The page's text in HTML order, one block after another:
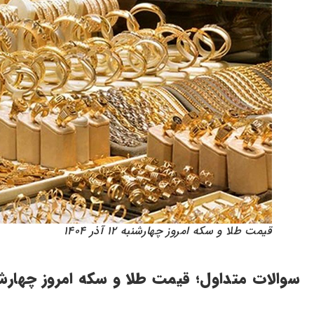
قیمت طلا و سکه امروز چهارشنبه ۱۲ آذر ۱۴۰۴
سوالات متداول؛ قیمت طلا و سکه امروز چهارشنبه ۱۲